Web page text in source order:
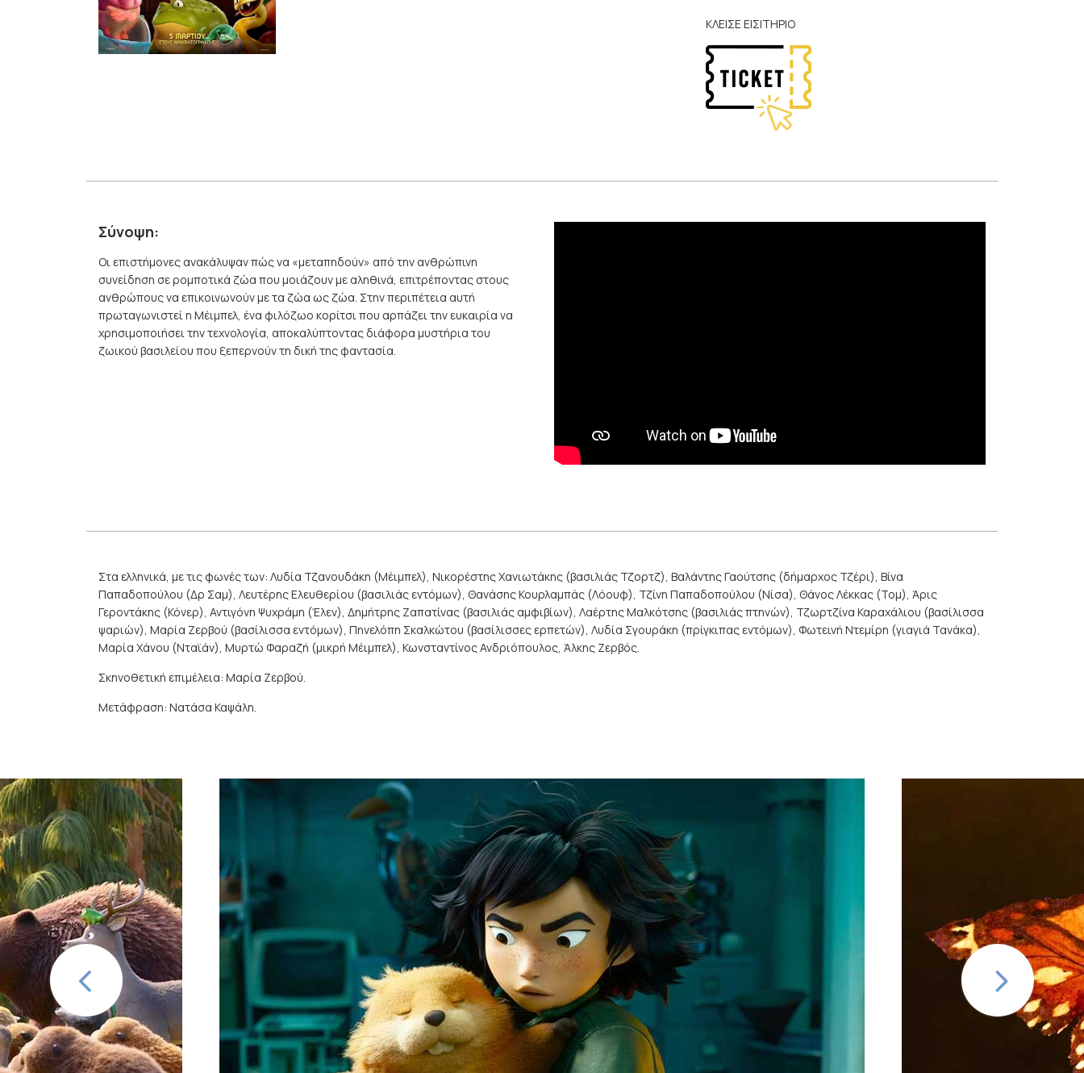
ΚΛΕΙΣΕ ΕΙΣΙΤΗΡΙΟ
Σύνοψη:
Oι επιστήμονες ανακάλυψαν πώς να «μεταπηδούν» από την ανθρώπινη
συνείδηση σε ρομποτικά ζώα που μοιάζουν με αληθινά, επιτρέποντας στους
ανθρώπους να επικοινωνούν με τα ζώα ως ζώα. Στην περιπέτεια αυτή
πρωταγωνιστεί η Μέιμπελ, ένα φιλόζωο κορίτσι που αρπάζει την ευκαιρία να
χρησιμοποιήσει την τεχνολογία, αποκαλύπτοντας διάφορα μυστήρια του
ζωικού βασιλείου που ξεπερνούν τη δική της φαντασία.
Στα ελληνικά, με τις φωνές των: Λυδία Τζανουδάκη (Μέιμπελ), Νικορέστης Χανιωτάκης (βασιλιάς Τζορτζ), Βαλάντης Γαούτσης (δήμαρχος Τζέρι), Βίνα
Παπαδοπούλου (Δρ Σαμ), Λευτέρης Ελευθερίου (βασιλιάς εντόμων), Θανάσης Κουρλαμπάς (Λόουφ), Τζίνη Παπαδοπούλου (Νίσα), Θάνος Λέκκας (Τομ), Άρις
Γεροντάκης (Κόνερ), Αντιγόνη Ψυχράμη (Έλεν), Δημήτρης Ζαπατίνας (βασιλιάς αμφιβίων), Λαέρτης Μαλκότσης (βασιλιάς πτηνών), Τζωρτζίνα Καραχάλιου (βασίλισσα
ψαριών), Μαρία Ζερβού (βασίλισσα εντόμων), Πηνελόπη Σκαλκώτου (βασίλισσες ερπετών), Λυδία Σγουράκη (πρίγκιπας εντόμων), Φωτεινή Ντεμίρη (γιαγιά Τανάκα),
Μαρία Χάνου (Νταϊάν), Μυρτώ Φαραζή (μικρή Μέιμπελ), Κωνσταντίνος Ανδριόπουλος, Άλκης Ζερβός.
Σκηνοθετική επιμέλεια: Μαρία Ζερβού.
Μετάφραση: Νατάσα Καψάλη.